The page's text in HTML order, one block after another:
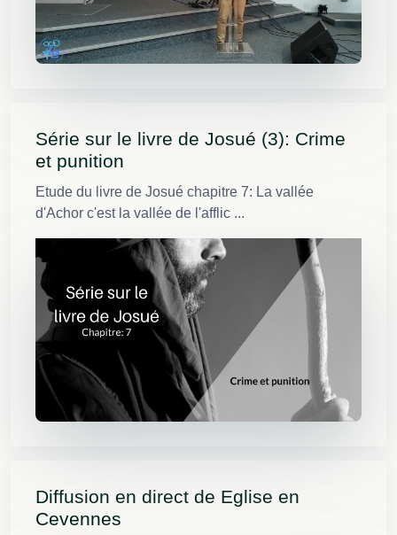
Série sur le livre de Josué (3): Crime
et punition
Etude du livre de Josué chapitre 7: La vallée
d'Achor c'est la vallée de l'afflic ...
Diffusion en direct de Eglise en
Cevennes